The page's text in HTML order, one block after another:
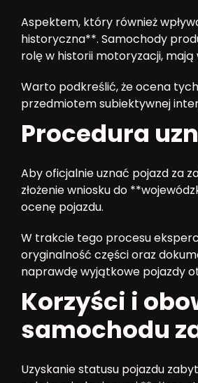
Aspektem, który również
historyczna**. Samochody
rolę w historii motoryzacji, mają
Warto podkreślić, że ocena
przedmiotem subiektywnej
Procedura
Aby oficjalnie uznać pojazd za
złożenie wniosku do
ocenę pojazdu.
W trakcie tego procesu
oryginalność części oraz
naprawdę wyjątkowe pojazdy
Korzyści i
samochodu
Uzyskanie statusu pojazdu